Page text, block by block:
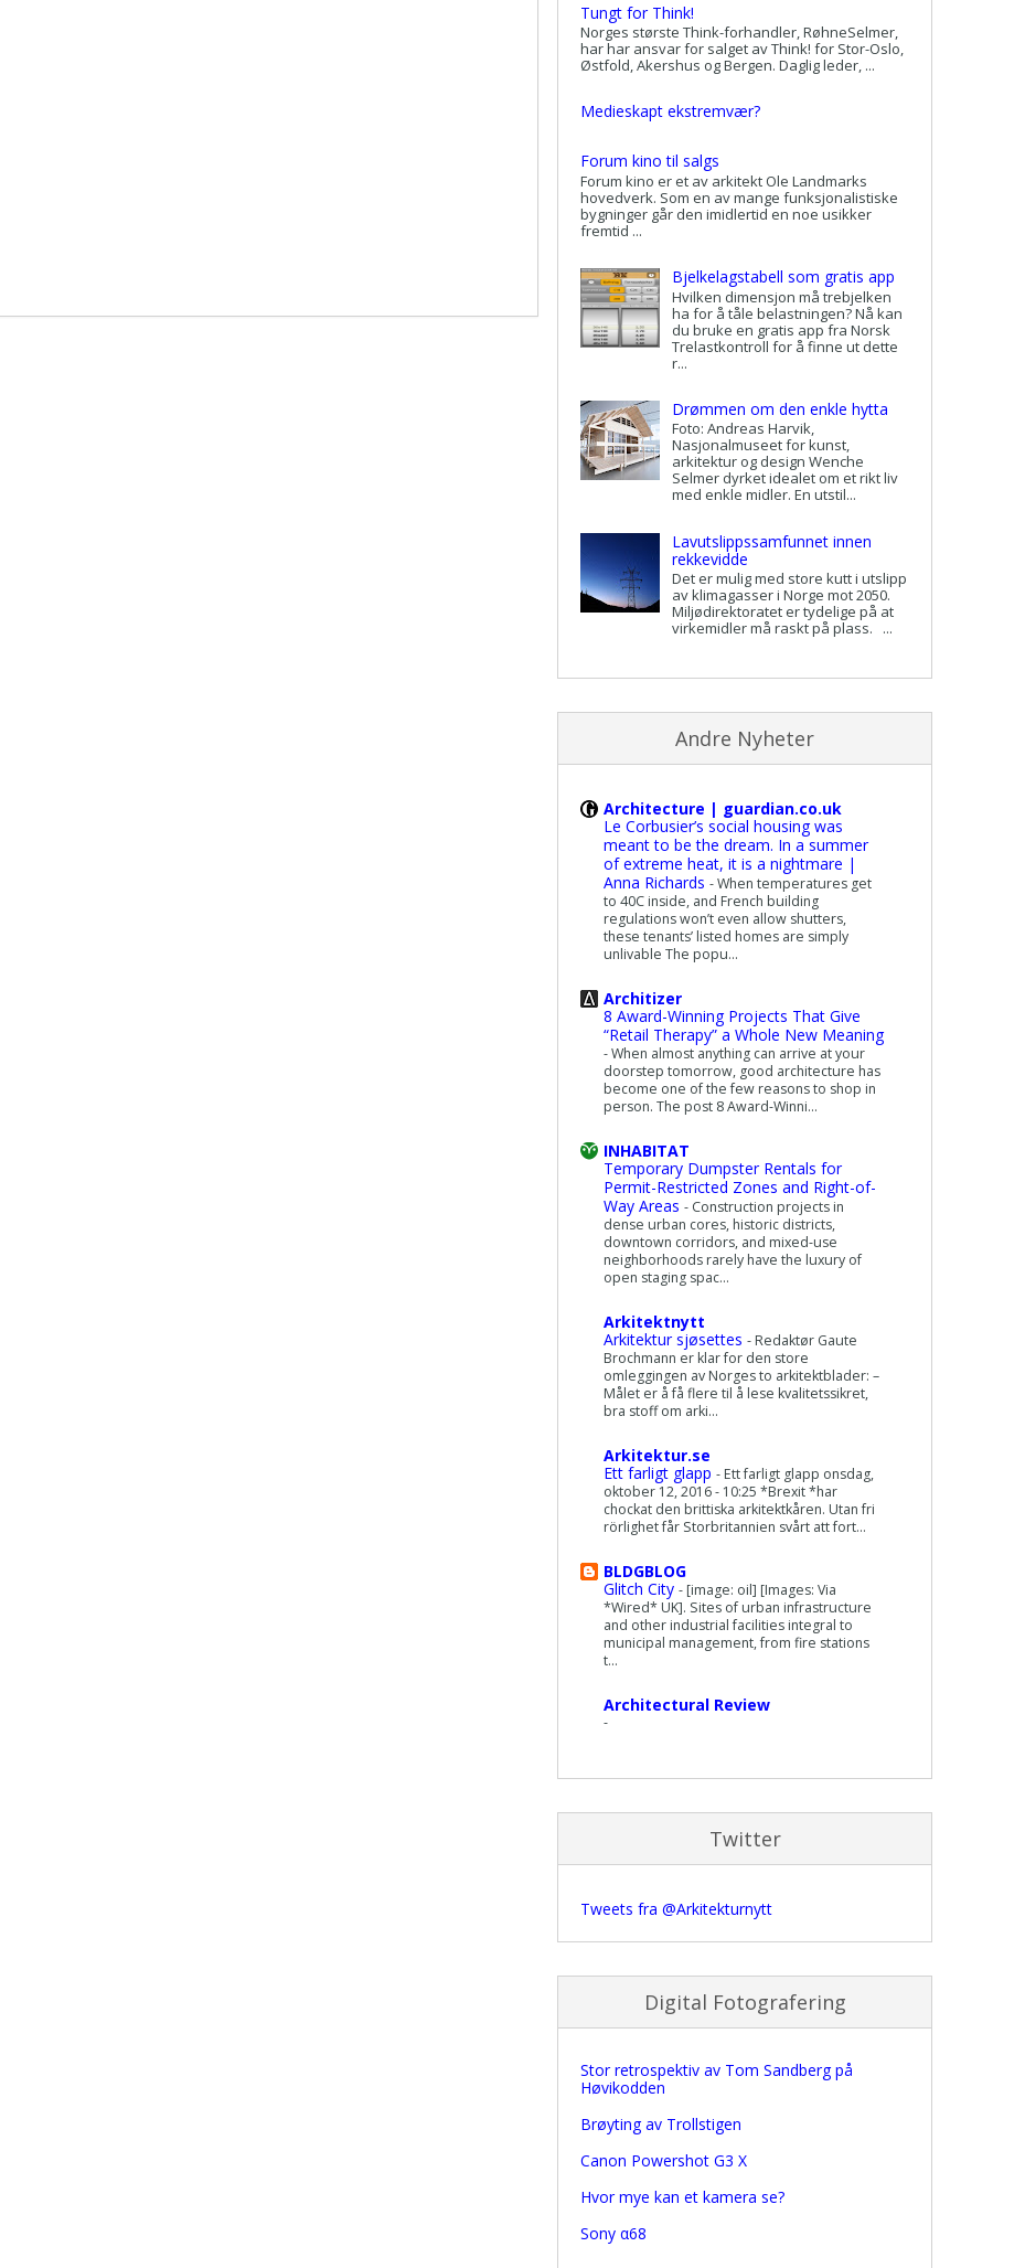
Tungt for Think!
Norges største Think-forhandler, RøhneSelmer,
har har ansvar for salget av Think! for Stor-Oslo,
Østfold, Akershus og Bergen. Daglig leder, ...
Medieskapt ekstremvær?
Forum kino til salgs
Forum kino er et av arkitekt Ole Landmarks
hovedverk. Som en av mange funksjonalistiske
bygninger går den imidlertid en noe usikker
fremtid ...
Bjelkelagstabell som gratis app
Hvilken dimensjon må trebjelken
ha for å tåle belastningen? Nå kan
du bruke en gratis app fra Norsk
Trelastkontroll for å finne ut dette
r...
Drømmen om den enkle hytta
Foto: Andreas Harvik,
Nasjonalmuseet for kunst,
arkitektur og design Wenche
Selmer dyrket idealet om et rikt liv
med enkle midler. En utstil...
Lavutslippssamfunnet innen
rekkevidde
Det er mulig med store kutt i utslipp
av klimagasser i Norge mot 2050.
Miljødirektoratet er tydelige på at
virkemidler må raskt på plass. ...
Andre Nyheter
Architecture | guardian.co.uk
Le Corbusier’s social housing was
meant to be the dream. In a summer
of extreme heat, it is a nightmare |
Anna Richards -When temperatures get
to 40C inside, and French building
regulations won’t even allow shutters,
these tenants’ listed homes are simply
unlivable The popu...
Architizer
8 Award-Winning Projects That Give
“Retail Therapy” a Whole New Meaning
-When almost anything can arrive at your
doorstep tomorrow, good architecture has
become one of the few reasons to shop in
person. The post 8 Award-Winni...
INHABITAT
Temporary Dumpster Rentals for
Permit-Restricted Zones and Right-of-
Way Areas - Construction projects in
dense urban cores, historic districts,
downtown corridors, and mixed-use
neighborhoods rarely have the luxury of
open staging spac...
Arkitektnytt
Arkitektur sjøsettes - Redaktør Gaute
Brochmann er klar for den store
omleggingen av Norges to arkitektblader: –
Målet er å få flere til å lese kvalitetssikret,
bra stoff om arki...
Arkitektur.se
Ett farligt glapp - Ett farligt glapp onsdag,
oktober 12, 2016 - 10:25 *Brexit *har
chockat den brittiska arkitektkåren. Utan fri
rörlighet får Storbritannien svårt att fort...
BLDGBLOG
Glitch City - [image: oil] [Images: Via
*Wired* UK]. Sites of urban infrastructure
and other industrial facilities integral to
municipal management, from fire stations
t...
Architectural Review
-
Twitter
Tweets fra @Arkitekturnytt
Digital Fotografering
Stor retrospektiv av Tom Sandberg på
Høvikodden
Brøyting av Trollstigen
Canon Powershot G3 X
Hvor mye kan et kamera se?
Sony α68